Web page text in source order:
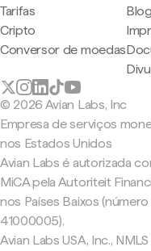
Tarifas
Cripto
Conversor de moedas
Blog
© 2026 Avian Labs, Inc
Empresa de serviços
nos Estados Unidos
Avian Labs é autorizada
MiCA pela Autoriteit
nos Países Baixos
41000005).
Avian Labs USA, Inc.,